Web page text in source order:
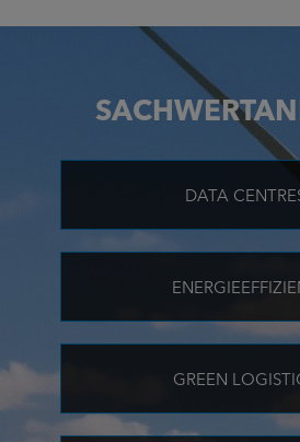
DATA
GREEN